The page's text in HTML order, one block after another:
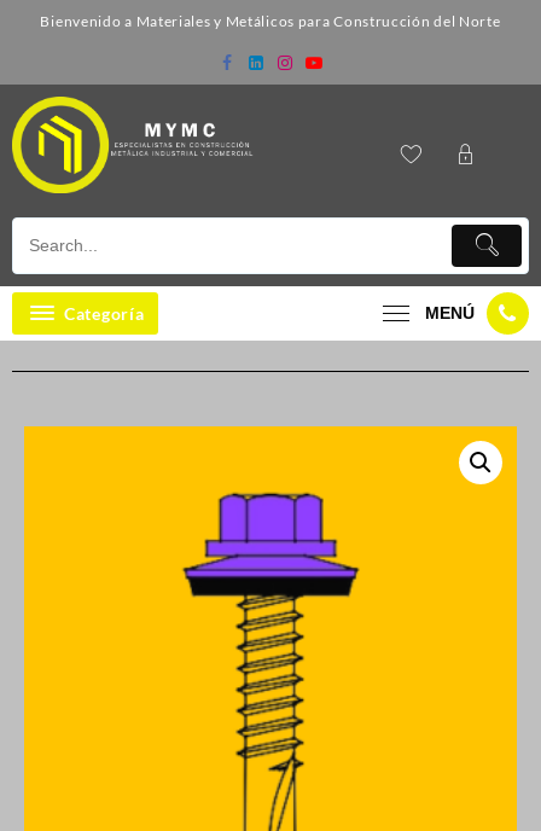
Bienvenido a Materiales y Metálicos para Construcción del Norte
Categoría MENÚ